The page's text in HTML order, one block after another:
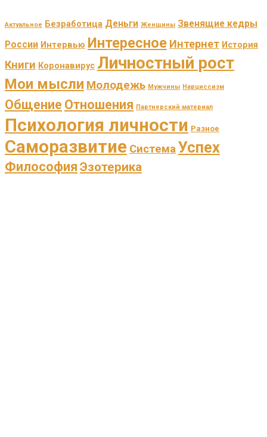
Актуальное Безработица Деньги Женщины Звенящие кедры
России Интервью Интересное Интернет История
Книги Коронавирус Личностный рост
Мои мысли Молодежь Мужчины Нарциссизм
Общение Отношения Партнерский материал
Психология личности Разное
Саморазвитие СистемаУспех
Философия Эзотерика